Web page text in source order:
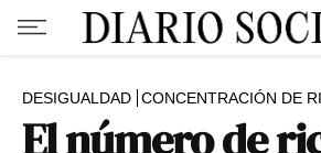
DESIGUALDAD CONCENTRACIÓN DE
El número de